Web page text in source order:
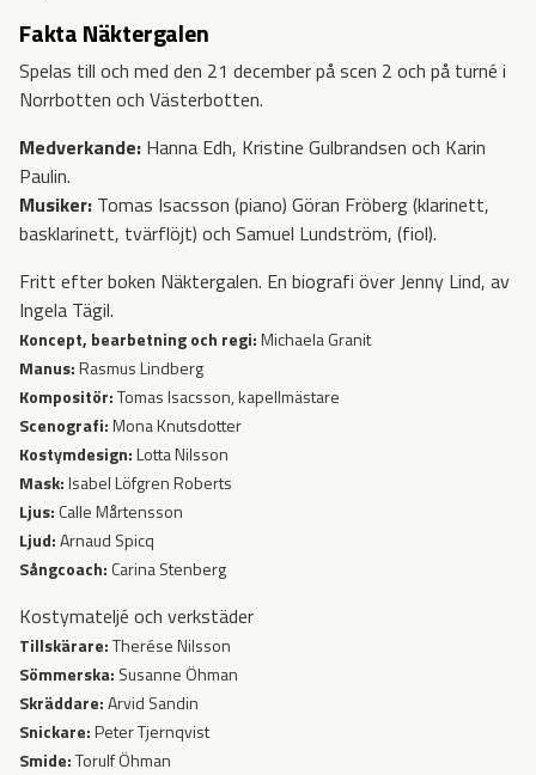
Fakta Näktergalen
Spelas till och med den 21 december på scen 2 och på turné i
Norrbotten och Västerbotten.
Medverkande: Hanna Edh, Kristine Gulbrandsen och Karin
Paulin.
Musiker: Tomas Isacsson (piano) Göran Fröberg (klarinett,
basklarinett, tvärflöjt) och Samuel Lundström, (fiol).
Fritt efter boken Näktergalen. En biografi över Jenny Lind, av
Ingela Tägil.
Koncept, bearbetning och regi:Michaela Granit
Manus:Rasmus Lindberg
Kompositör:Tomas Isacsson, kapellmästare
Scenografi:Mona Knutsdotter
Kostymdesign:Lotta Nilsson
Mask:Isabel Löfgren Roberts
Ljus: Calle Mårtensson
Ljud:Arnaud Spicq
Sångcoach: Carina Stenberg
Kostymateljé och verkstäder
Tillskärare:Therése Nilsson
Sömmerska: Susanne Öhman
Skräddare:Arvid Sandin
Snickare:Peter Tjernqvist
Smide:Torulf Öhman